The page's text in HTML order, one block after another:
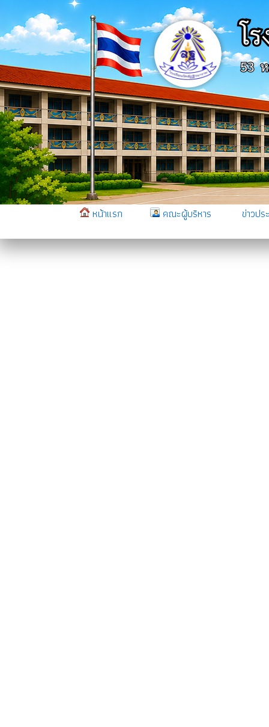
หน้าแรก คณะผู้บริหาร ข่าวป